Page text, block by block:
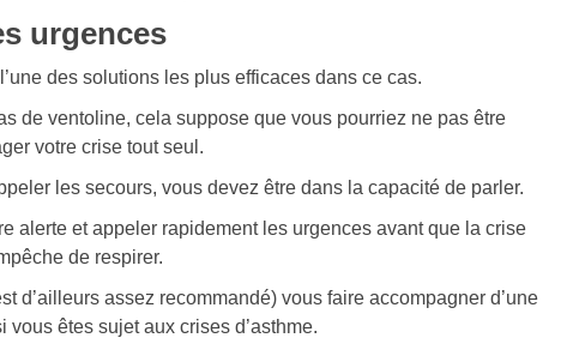
urgences
des solutions les plus efficaces dans ce cas.
de ventoline, cela suppose que vous pourriez ne pas être
votre crise tout seul.
les secours, vous devez être dans la capacité de parler.
alerte et appeler rapidement les urgences avant que la crise
de respirer.
d’ailleurs assez recommandé) vous faire accompagner d’une
vous êtes sujet aux crises d’asthme.